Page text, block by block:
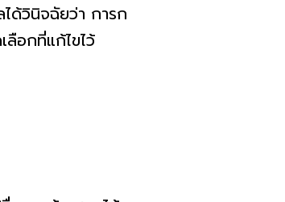
ด้วินิจฉัยว่า การก
อกที่แก้ไขไว้